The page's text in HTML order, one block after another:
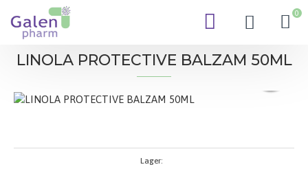
0
LINOLA PROTECTIVE BALZAM 50ML
Lager: